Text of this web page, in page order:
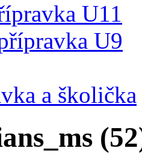
U11
U9
a školička